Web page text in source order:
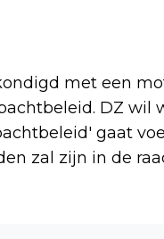
met een
DZ wil
gaat
zal zijn in de